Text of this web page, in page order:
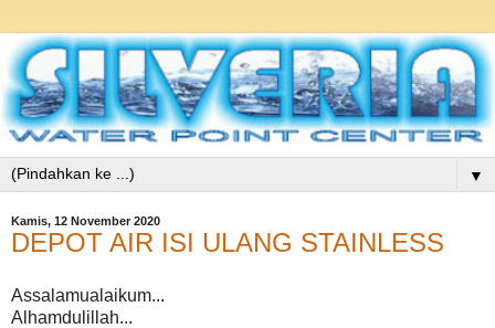
▼
Kamis, 12 November 2020
DEPOT AIR ISI ULANG STAINLESS
Assalamualaikum...
Alhamdulillah...